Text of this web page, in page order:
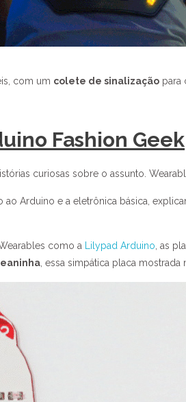
com um colete de sinalização para
Fashion Geek
curiosas sobre o assunto.
Arduino e a eletrônica básica,
como a Lilypad Arduino , as
, essa simpática placa mostrada